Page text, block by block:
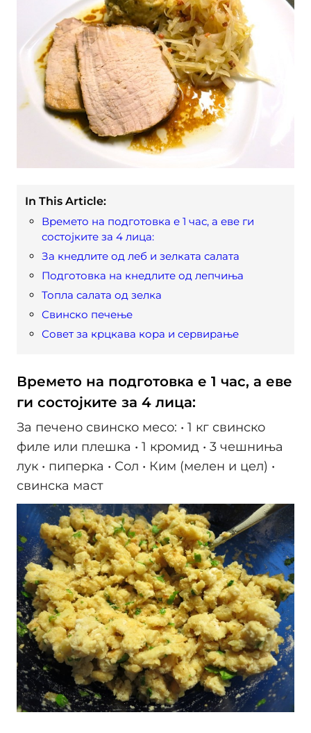
In This Article:
Времето на подготовка е 1 час, а еве ги
состојките за 4 лица:
За кнедлите од леб и зелката салата
Подготовка на кнедлите од лепчиња
Топла салата од зелка
Свинско печење
Совет за крцкава кора и сервирање
Времето на подготовка е 1 час, а еве
ги состојките за 4 лица:
За печено свинско месо: • 1 кг свинско
филе или плешка • 1 кромид • 3 чешниња
лук • пиперка • Сол • Ким (мелен и цел) •
свинска маст